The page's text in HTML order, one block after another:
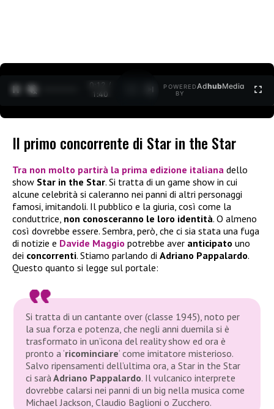
0:12 /
1:40
POWERED
BY
AdhubMedia
Il primo concorrente di Star in the Star
Tra non molto partirà la prima edizione italiana dello
show Star in the Star. Si tratta di un game show in cui
alcune celebrità si caleranno nei panni di altri personaggi
famosi, imitandoli. Il pubblico e la giuria, così come la
conduttrice, non conosceranno le loro identità. O almeno
così dovrebbe essere. Sembra, però, che ci sia stata una fuga
di notizie e Davide Maggio potrebbe aver anticipato uno
dei concorrenti. Stiamo parlando di Adriano Pappalardo.
Questo quanto si legge sul portale:
Si tratta di un cantante over (classe 1945), noto per
la sua forza e potenza, che negli anni duemila si è
trasformato in un’icona del reality show ed ora è
pronto a ‘ricominciare‘ come imitatore misterioso.
Salvo ripensamenti dell’ultima ora, a Star in the Star
ci sarà Adriano Pappalardo. Il vulcanico interprete
dovrebbe calarsi nei panni di un big nella musica come
Michael Jackson, Claudio Baglioni o Zucchero.